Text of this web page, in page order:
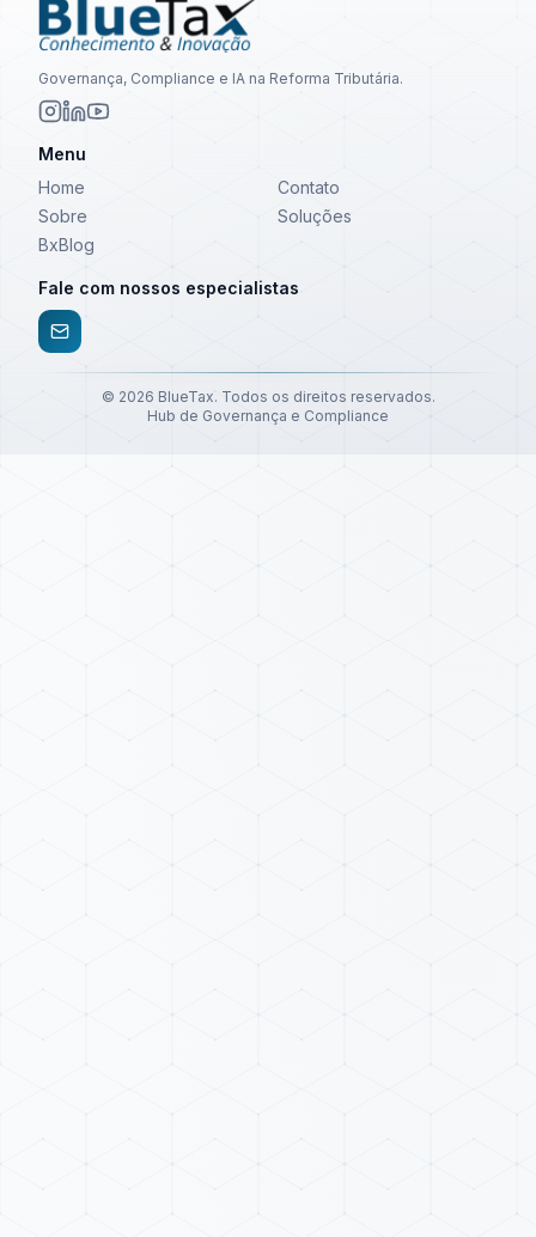
Governança, Compliance e IA na Reforma Tributária.
Menu
Home
Contato
Sobre
Soluções
BxBlog
Fale com nossos especialistas
© 2026 BlueTax. Todos os direitos reservados.
Hub de Governança e Compliance